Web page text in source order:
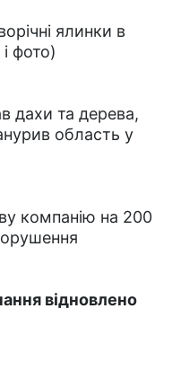
ялинки в
фото)
дахи та дерева,
область у
компанію на 200
відновлено